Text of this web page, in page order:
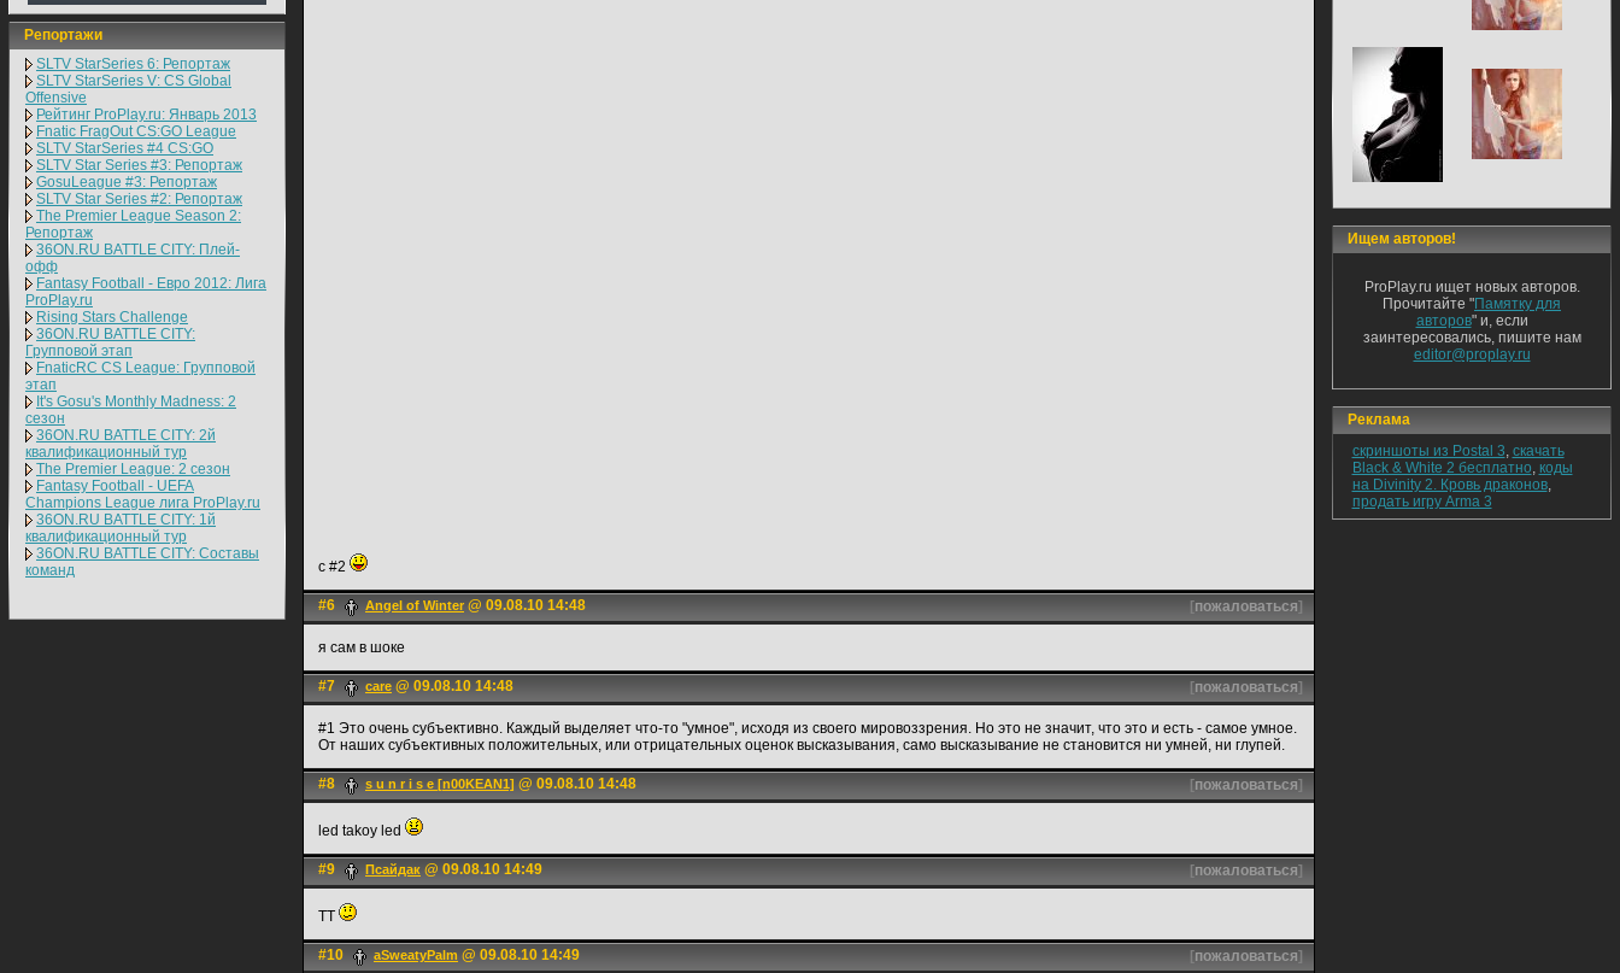
Репортажи
SLTV StarSeries 6: Репортаж
SLTV StarSeries V: CS Global
Offensive
Рейтинг ProPlay.ru: Январь 2013
Fnatic FragOut CS:GO League
SLTV StarSeries #4 CS:GO
SLTV Star Series #3: Репортаж
GosuLeague #3: Репортаж
SLTV Star Series #2: Репортаж
The Premier League Season 2:
Репортаж
36ON.RU BATTLE CITY: Плей-
офф
Fantasy Football - Евро 2012: Лига
ProPlay.ru
Rising Stars Challenge
36ON.RU BATTLE CITY:
Групповой этап
FnaticRC CS League: Групповой
этап
It's Gosu's Monthly Madness: 2
сезон
36ON.RU BATTLE CITY: 2й
квалификационный тур
The Premier League: 2 cезон
Fantasy Football - UEFA
Champions League лига ProPlay.ru
36ON.RU BATTLE CITY: 1й
квалификационный тур
36ON.RU BATTLE CITY: Составы
команд
с #2
#6 Angel of Winter @ 09.08.10 14:48 [пожаловаться]
я сам в шоке
#7 care @ 09.08.10 14:48 [пожаловаться]
#1 Это очень субъективно. Каждый выделяет что-то "умное", исходя из своего мировоззрения. Но это не значит, что это и есть - самое умное.
От наших субъективных положительных, или отрицательных оценок высказывания, само высказывание не становится ни умней, ни глупей.
#8 s u n r i s e [n00KEAN1] @ 09.08.10 14:48 [пожаловаться]
led takoy led
#9 Псайдак @ 09.08.10 14:49 [пожаловаться]
ТТ
#10 aSweatyPalm @ 09.08.10 14:49 [пожаловаться]
Ищем авторов!
ProPlay.ru ищет новых авторов.
Прочитайте "Памятку для
авторов" и, если
заинтересовались, пишите нам
editor@proplay.ru
Реклама
скриншоты из Postal 3, скачать
Black & White 2 бесплатно, коды
на Divinity 2. Кровь драконов,
продать игру Arma 3